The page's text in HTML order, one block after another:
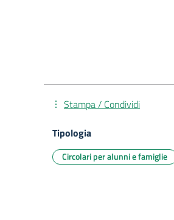
Stampa / Condividi
Tipologia
Circolari per alunni e famiglie